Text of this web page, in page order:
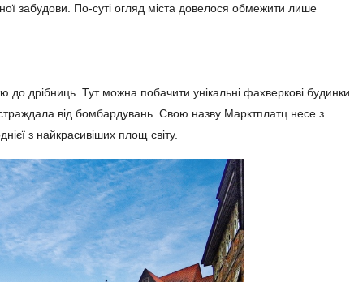
забудови. По-суті огляд міста довелося обмежити лише
до дрібниць. Тут можна побачити унікальні фахверкові будинки
від бомбардувань. Свою назву Марктплатц несе з
з найкрасивіших площ світу.